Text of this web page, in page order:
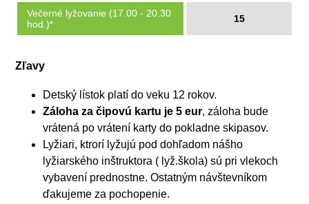
Večerné lyžovanie (17.00 - 20.30
hod.)*
15
Zľavy
Detský lístok platí do veku 12 rokov.
Záloha za čipovú kartu je 5 eur, záloha bude
vrátená po vrátení karty do pokladne skipasov.
Lyžiari, ktrorí lyžujú pod dohľadom nášho
lyžiarského inštruktora ( lyž.škola) sú pri vlekoch
vybavení prednostne. Ostatným návštevníkom
ďakujeme za pochopenie.